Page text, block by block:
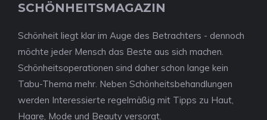
SCHÖNHEITSMAGAZIN
Schönheit liegt klar im Auge des Betrachters - dennoch
möchte jeder Mensch das Beste aus sich machen.
Schönheitsoperationen sind daher schon lange kein
Tabu-Thema mehr. Neben Schönheitsbehandlungen
werden Interessierte regelmäßig mit Tipps zu Haut,
Haare, Mode und Beauty versorgt.